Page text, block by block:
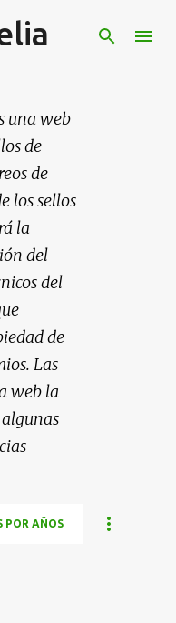
una web
de
de
los sellos
la
del
del
de
Las
web la
POR AÑOS